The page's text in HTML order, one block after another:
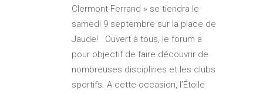
Clermont-Ferrand » se tiendra le
samedi 9 septembre sur la place de
Jaude! Ouvert à tous, le forum a
pour objectif de faire découvrir de
nombreuses disciplines et les clubs
sportifs. A cette occasion, l’Étoile